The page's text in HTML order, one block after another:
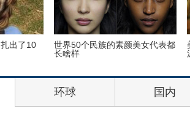
，她艳压
刘涛蜡像揭幕 “霓凰郡主”造型简
直太像
环球 国内